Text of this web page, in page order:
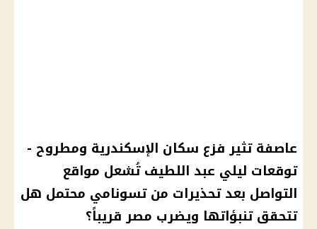
عاصفة تثير فزع سكان الإسكندرية ومطروح -
توقعات ليلي عبد اللطيف تُشعل مواقع
التواصل بعد تحذيرات من تسونامي محتمل هل
تتحقق تنبؤاتها ويضرب مصر قريباً؟